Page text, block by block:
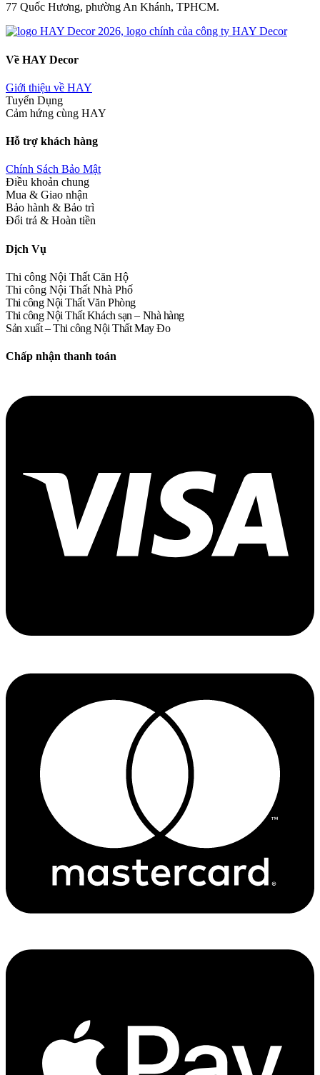
77 Quốc Hương, phường An Khánh, TPHCM.
Về HAY Decor
Giới thiệu về HAY
Tuyển Dụng
Cảm hứng cùng HAY
Hỗ trợ khách hàng
Chính Sách Bảo Mật
Điều khoản chung
Mua & Giao nhận
Bảo hành & Bảo trì
Đổi trả & Hoàn tiền
Dịch Vụ
Thi công Nội Thất Căn Hộ
Thi công Nội Thất Nhà Phố
Thi công Nội Thất Văn Phòng
Thi công Nội Thất Khách sạn – Nhà hàng
Sản xuất – Thi công Nội Thất May Đo
Chấp nhận thanh toán